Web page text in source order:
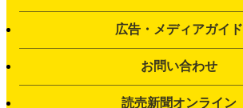
広告・メディアガイド
お問い合わせ
読売新聞オンライン